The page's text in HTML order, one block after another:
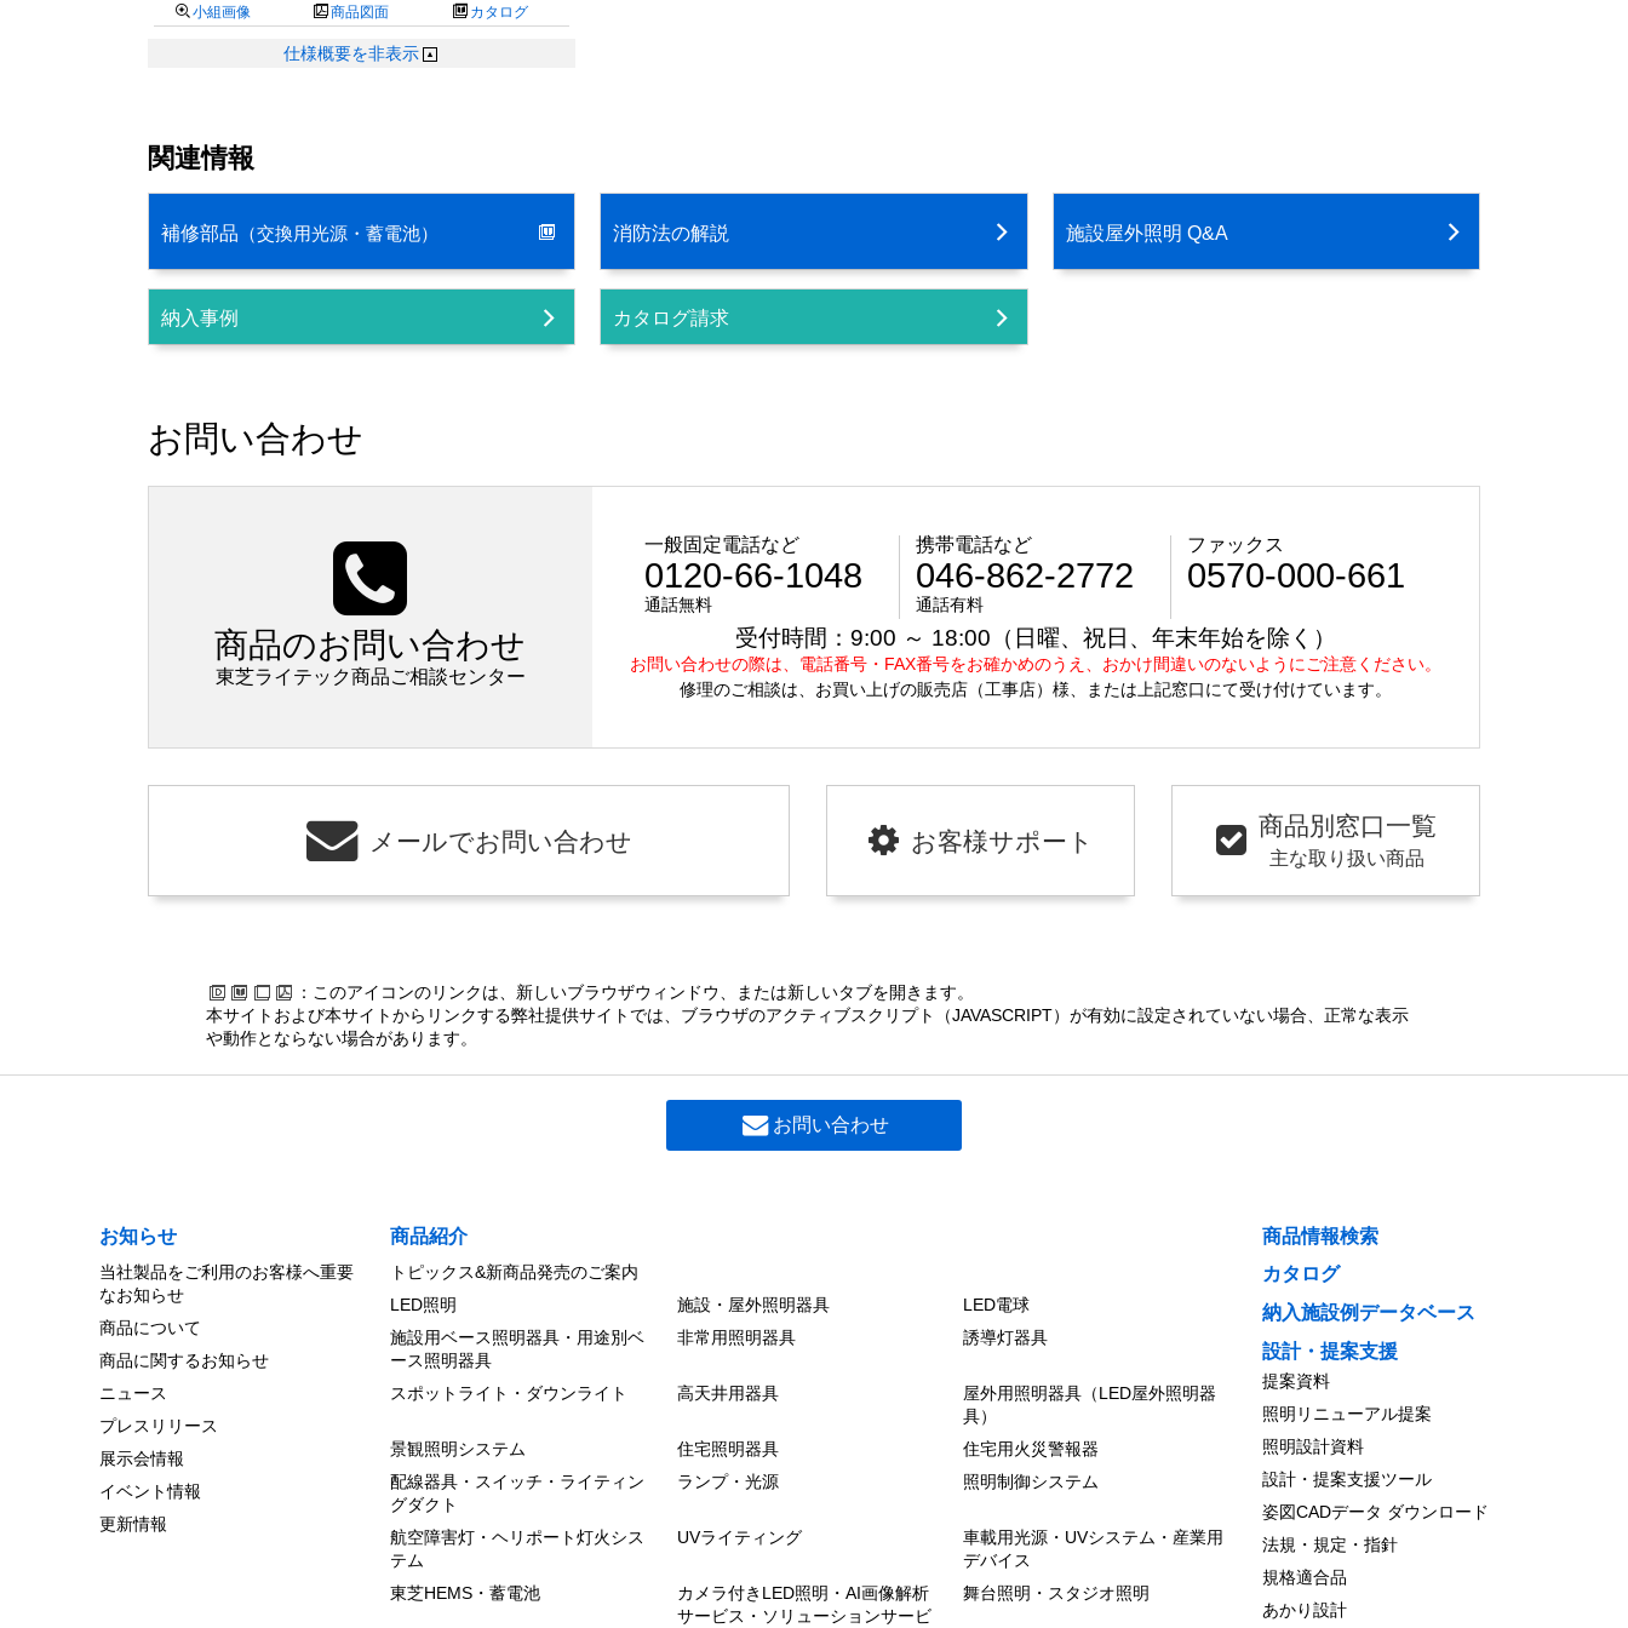
 小組画像  商品図面  カタログ
仕様概要を非表示
関連情報
補修部品 （交換用光源・蓄電池） 消防法の解説 施設屋外照明 Q&A
納入事例 カタログ請求
お問い合わせ
商品のお問い合わせ
東芝ライテック商品ご相談センター
一般固定電話など
0120-66-1048
通話無料
携帯電話など
046-862-2772
通話有料
ファックス
0570-000-661
受付時間：9:00 ～ 18:00（日曜、祝日、年末年始を除く）
お問い合わせの際は、電話番号・FAX番号をお確かめのうえ、おかけ間違いのないようにご注意ください。
修理のご相談は、お買い上げの販売店（工事店）様、または上記窓口にて受け付けています。
メールでお問い合わせ お客様サポート
商品別窓口一覧
主な取り扱い商品
：このアイコンのリンクは、新しいブラウザウィンドウ、または新しいタブを開きます。
本サイトおよび本サイトからリンクする弊社提供サイトでは、ブラウザのアクティブスクリプト（JAVASCRIPT）が有効に設定されていない場合、正常な表示
や動作とならない場合があります。
お問い合わせ
お知らせ
当社製品をご利用のお客様へ重要
なお知らせ
商品について
商品に関するお知らせ
ニュース
プレスリリース
展示会情報
イベント情報
更新情報
商品紹介
トピックス&新商品発売のご案内
LED照明
施設・屋外照明器具
LED電球
施設用ベース照明器具・用途別ベ
ース照明器具
非常用照明器具 誘導灯器具
スポットライト・ダウンライト 高天井用器具
屋外用照明器具（LED屋外照明器
具）
景観照明システム
住宅照明器具
住宅用火災警報器
配線器具・スイッチ・ライティン
グダクト
ランプ・光源 照明制御システム
航空障害灯・ヘリポート灯火シス
テム
UVライティング
車載用光源・UVシステム・産業用
デバイス
東芝HEMS・蓄電池
カメラ付きLED照明・AI画像解析
サービス・ソリューションサービ
舞台照明・スタジオ照明
商品情報検索
カタログ
納入施設例データベース
設計・提案支援
提案資料
照明リニューアル提案
照明設計資料
設計・提案支援ツール
姿図CADデータ ダウンロード
法規・規定・指針
規格適合品
あかり設計